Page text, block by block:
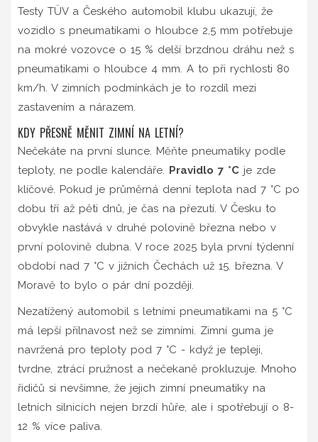
Testy TÜV a Českého automobil klubu ukazují, že
vozidlo s pneumatikami o hloubce 2,5 mm potřebuje
na mokré vozovce o 15 % delší brzdnou dráhu než s
pneumatikami o hloubce 4 mm. A to při rychlosti 80
km/h. V zimních podmínkách je to rozdíl mezi
zastavením a nárazem.
KDY PŘESNĚ MĚNIT ZIMNÍ NA LETNÍ?
Nečekáte na první slunce. Měňte pneumatiky podle
teploty, ne podle kalendáře. Pravidlo 7 °C je zde
klíčové. Pokud je průměrná denní teplota nad 7 °C po
dobu tří až pěti dnů, je čas na přezutí. V Česku to
obvykle nastává v druhé polovině března nebo v
první polovině dubna. V roce 2025 byla první týdenní
období nad 7 °C v jižních Čechách už 15. března. V
Moravě to bylo o pár dní později.
Nezatížený automobil s letními pneumatikami na 5 °C
má lepší přilnavost než se zimními. Zimní guma je
navržená pro teploty pod 7 °C - když je tepleji,
tvrdne, ztrácí pružnost a nečekaně prokluzuje. Mnoho
řidičů si nevšimne, že jejich zimní pneumatiky na
letních silnicích nejen brzdí hůře, ale i spotřebují o 8-
12 % více paliva.